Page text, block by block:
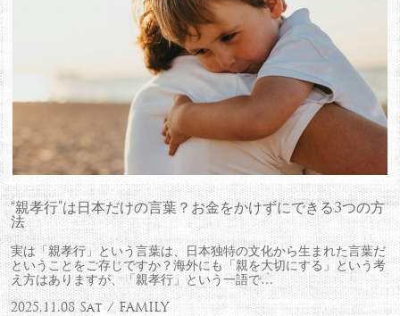
“親孝行”は日本だけの言葉？お金をかけずにできる3つの方
法
実は「親孝行」という言葉は、日本独特の文化から生まれた言葉だ
ということをご存じですか？海外にも「親を大切にする」という考
え方はありますが、「親孝行」という一語で…
2025.11.08 Sat / FAMILY